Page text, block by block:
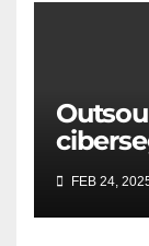
FEB 24,